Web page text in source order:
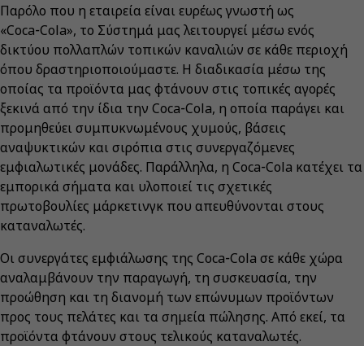
Παρόλο που η εταιρεία είναι ευρέως γνωστή ως
«Coca‑Cola», το Σύστημά μας λειτουργεί μέσω ενός
δικτύου πολλαπλών τοπικών καναλιών σε κάθε περιοχή
όπου δραστηριοποιούμαστε. Η διαδικασία μέσω της
οποίας τα προϊόντα μας φτάνουν στις τοπικές αγορές
ξεκινά από την ίδια την Coca‑Cola, η οποία παράγει και
προμηθεύει συμπυκνωμένους χυμούς, βάσεις
αναψυκτικών και σιρόπια στις συνεργαζόμενες
εμφιαλωτικές μονάδες. Παράλληλα, η Coca‑Cola κατέχει τα
εμπορικά σήματα και υλοποιεί τις σχετικές
πρωτοβουλίες μάρκετινγκ που απευθύνονται στους
καταναλωτές.
Οι συνεργάτες εμφιάλωσης της Coca‑Cola σε κάθε χώρα
αναλαμβάνουν την παραγωγή, τη συσκευασία, την
προώθηση και τη διανομή των επώνυμων προϊόντων
προς τους πελάτες και τα σημεία πώλησης. Από εκεί, τα
προϊόντα φτάνουν στους τελικούς καταναλωτές.